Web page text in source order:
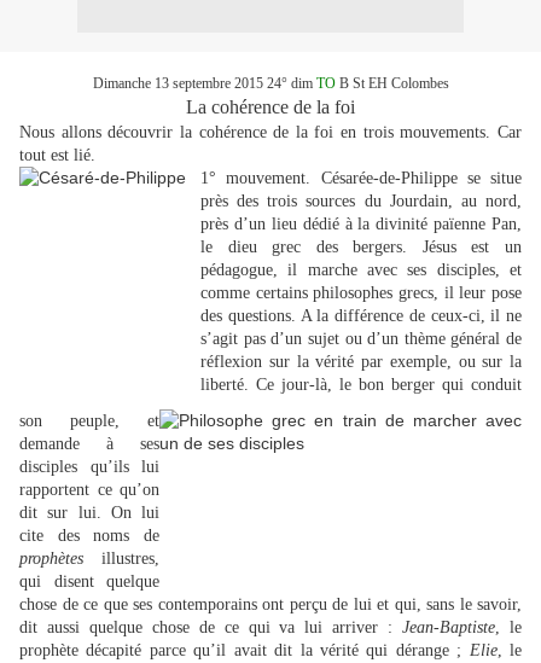
Dimanche 13 septembre 2015 24° dim TO B St EH Colombes
La cohérence de la foi
Nous allons découvrir la cohérence de la foi en trois mouvements. Car
tout est lié.
1° mouvement. Césarée-de-Philippe se situe
près des trois sources du Jourdain, au nord,
près d’un lieu dédié à la divinité païenne Pan,
le dieu grec des bergers. Jésus est un
pédagogue, il marche avec ses disciples, et
comme certains philosophes grecs, il leur pose
des questions. A la différence de ceux-ci, il ne
s’agit pas d’un sujet ou d’un thème général de
réflexion sur la vérité par exemple, ou sur la
liberté. Ce jour-là, le bon berger qui conduit
son peuple, et
demande à ses
disciples qu’ils lui
rapportent ce qu’on
dit sur lui. On lui
cite des noms de
prophètes illustres,
qui disent quelque
chose de ce que ses contemporains ont perçu de lui et qui, sans le savoir,
dit aussi quelque chose de ce qui va lui arriver :Jean-Baptiste, le
prophète décapité parce qu’il avait dit la vérité qui dérange ; Elie, le